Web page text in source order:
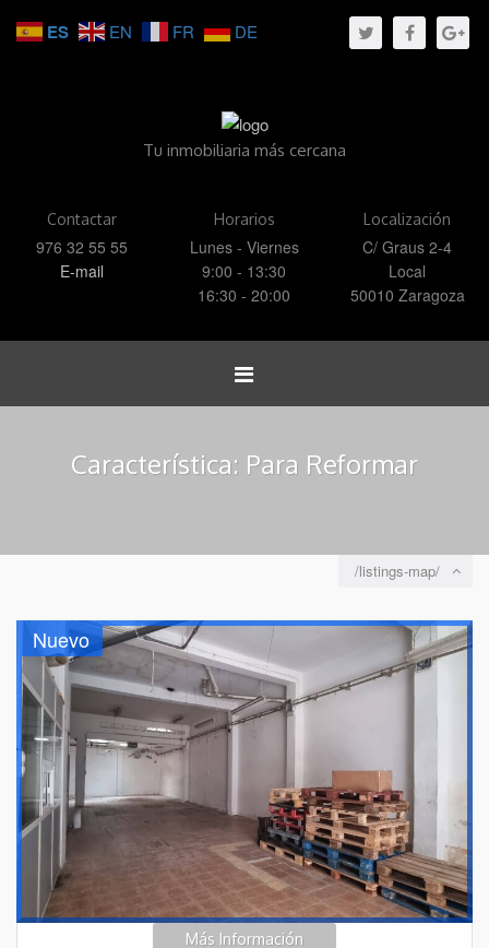
Tu inmobiliaria más cercana
Contactar
976 32 55 55
E-mail
Horarios
Lunes - Viernes
9:00 - 13:30
16:30 - 20:00
Localización
C/ Graus 2-4
Local
50010 Zaragoza
Toggle
Característica: Para Reformar
/listings-map/
Más Información
Nuevo
ES EN FR DE